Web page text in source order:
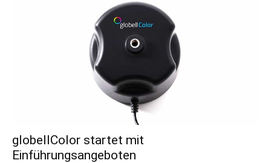
globellColor startet mit
Einführungsangeboten